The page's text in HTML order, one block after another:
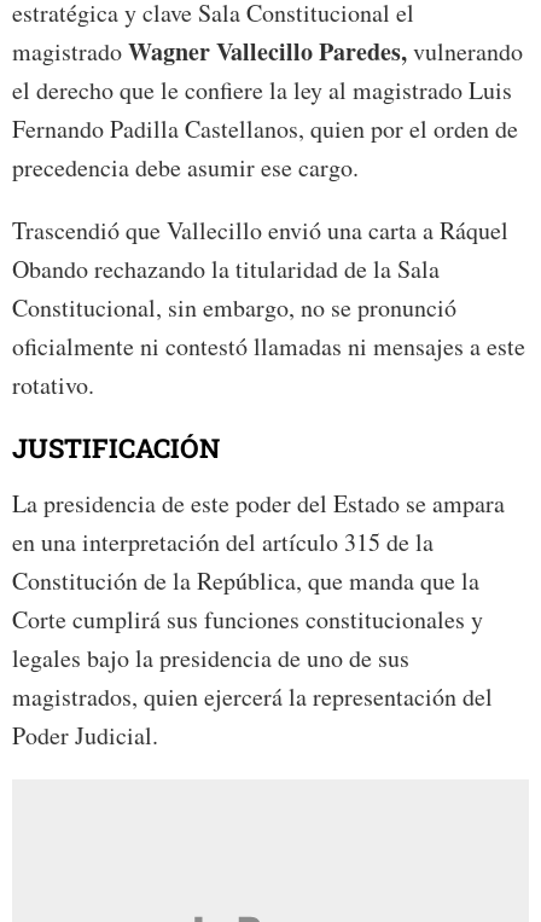
estratégica y clave Sala Constitucional el
magistradoWagner Vallecillo Paredes,vulnerando
el derecho que le confiere la ley al magistrado Luis
Fernando Padilla Castellanos, quien por el orden de
precedencia debe asumir ese cargo.
Trascendió que Vallecillo envió una carta a Ráquel
Obando rechazando la titularidad de la Sala
Constitucional, sin embargo, no se pronunció
oficialmente ni contestó llamadas ni mensajes a este
rotativo.
JUSTIFICACIÓN
La presidencia de este poder del Estado se ampara
en una interpretación del artículo 315 de la
Constitución de la República, que manda que la
Corte cumplirá sus funciones constitucionales y
legales bajo la presidencia de uno de sus
magistrados, quien ejercerá la representación del
Poder Judicial.